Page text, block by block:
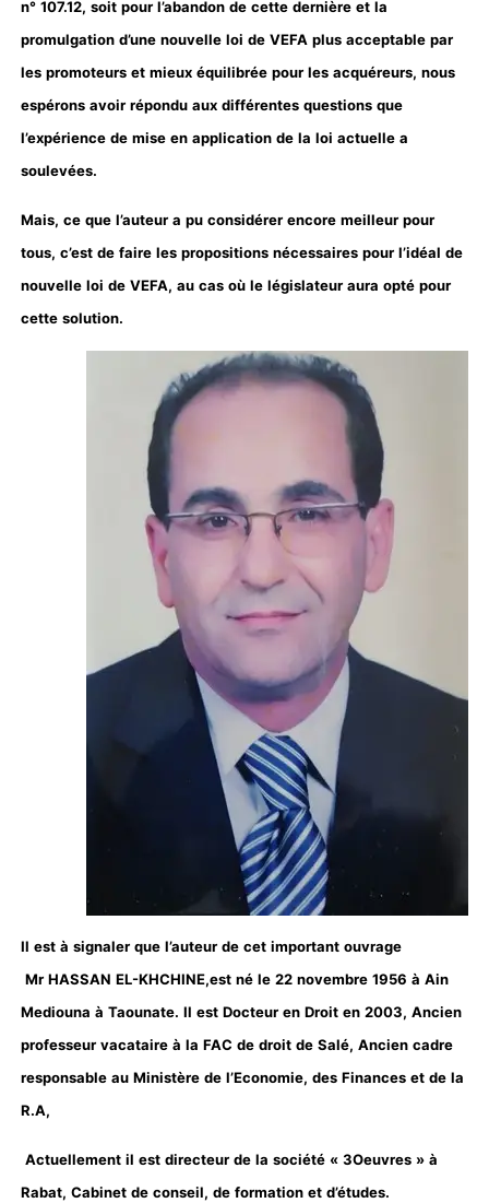
n° 107.12, soit pour l’abandon de cette dernière et la
promulgation d’une nouvelle loi de VEFA plus acceptable par
les promoteurs et mieux équilibrée pour les acquéreurs, nous
espérons avoir répondu aux différentes questions que
l’expérience de mise en application de la loi actuelle a
soulevées.
Mais, ce que l’auteur a pu considérer encore meilleur pour
tous, c’est de faire les propositions nécessaires pour l’idéal de
nouvelle loi de VEFA, au cas où le législateur aura opté pour
cette solution.
Il est à signaler que l’auteur de cet important ouvrage
Mr HASSAN EL-KHCHINE,est né le 22 novembre 1956 à Ain
Mediouna à Taounate. Il est Docteur en Droit en 2003, Ancien
professeur vacataire à la FAC de droit de Salé, Ancien cadre
responsable au Ministère de l’Economie, des Finances et de la
R.A,
Actuellement il est directeur de la société « 3Oeuvres » à
Rabat, Cabinet de conseil, de formation et d’études.